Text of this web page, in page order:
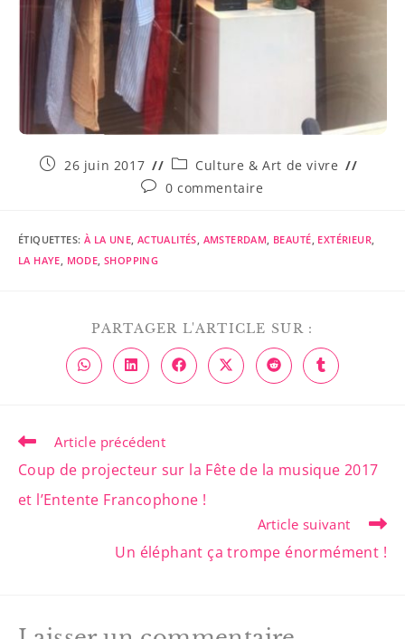
26 juin 2017
Culture & Art de vivre
0 commentaire
ÉTIQUETTES: À LA UNE ACTUALITÉS AMSTERDAM BEAUTÉ EXTÉRIEUR,
LA HAYE MODE SHOPPING
PARTAGER L'ARTICLE SUR :
Article précédent
Coup de projecteur sur la Fête de la musique 2017
et l’Entente Francophone !
Article suivant
Un éléphant ça trompe énormément !